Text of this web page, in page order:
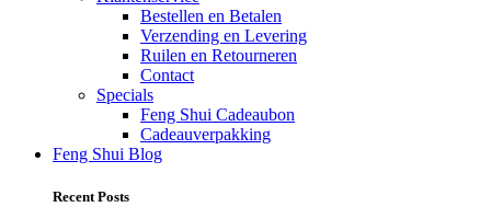
Bestellen en Betalen
Verzending en Levering
Ruilen en Retourneren
Contact
Specials
Feng Shui Cadeaubon
Cadeauverpakking
Feng Shui Blog
Recent Posts